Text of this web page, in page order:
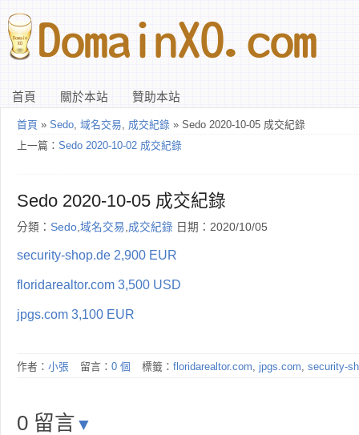
首頁 關於本站 贊助本站
首頁 » Sedo, 域名交易, 成交紀錄 » Sedo 2020-10-05 成交紀錄
上一篇： Sedo 2020-10-02 成交紀錄
Sedo 2020-10-05 成交紀錄
分類： Sedo,域名交易,成交紀錄 日期：2020/10/05
security-shop.de 2,900 EUR
floridarealtor.com 3,500 USD
jpgs.com 3,100 EUR
作者： 小張 留言： 0 個 標籤： floridarealtor.com, jpgs.com, security-
0 留言 ▼